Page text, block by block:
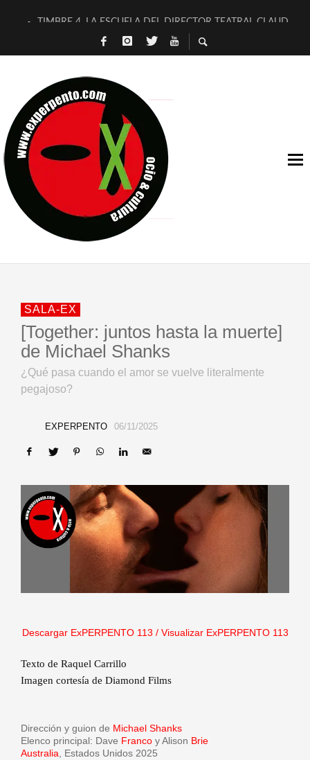
TIMBRE 4, LA ESCUELA DEL DIRECTOR TEATRAL CLAUDIO
30 AÑOS (NO ES NADA) DE LA KATARSIS DEL TOMATAZO
D’BALDOMEROS REINVENTAN [BITÁCORA 3.0] EN EXVITA
MARSHALL FLASH PRESENTA EN EXVITA [RELATIVA
JOFRE BARDAGÍ EN EXVITA INTERPRETANDO A SERRAT
YORCH PRESENTA [CURSO DE ARMONÍA PERSECUTORIA]
MAGALÍ SARE NOS EXPLICA [DESCASADA]
«NO TENGO PUTOS SUEÑOS»
SALA-EX
[Together: juntos hasta la muerte]
de Michael Shanks
¿Qué pasa cuando el amor se vuelve literalmente
pegajoso?
EXPERPENTO 06/11/2025
Descargar ExPERPENTO 113 / Visualizar ExPERPENTO 113
Texto de Raquel Carrillo
Imagen cortesía de Diamond Films
Dirección y guion de Michael Shanks
Elenco principal: Dave Franco y Alison Brie
Australia, Estados Unidos 2025